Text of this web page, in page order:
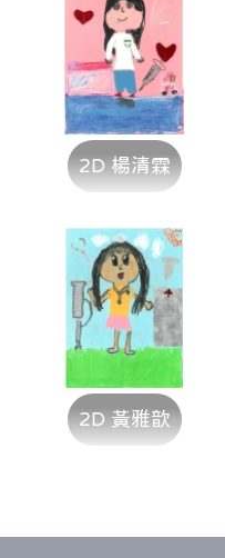
2D 楊清霖
2D 黃雅歆